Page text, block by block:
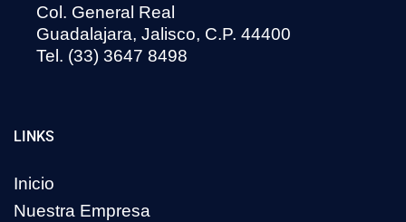
Col. General Real
Guadalajara, Jalisco, C.P. 44400
Tel. (33) 3647 8498
LINKS
Inicio
Nuestra Empresa